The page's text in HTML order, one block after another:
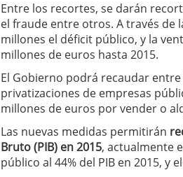
Entre los recortes, se darán
el fraude entre otros. A través de
millones el déficit público, y la
millones de euros hasta 2015.
El Gobierno podrá recaudar
privatizaciones de empresas
millones de euros por vender o
Las nuevas medidas permitirán
Bruto (PIB) en 2015, actualmente
público al 44% del PIB en 2015, y